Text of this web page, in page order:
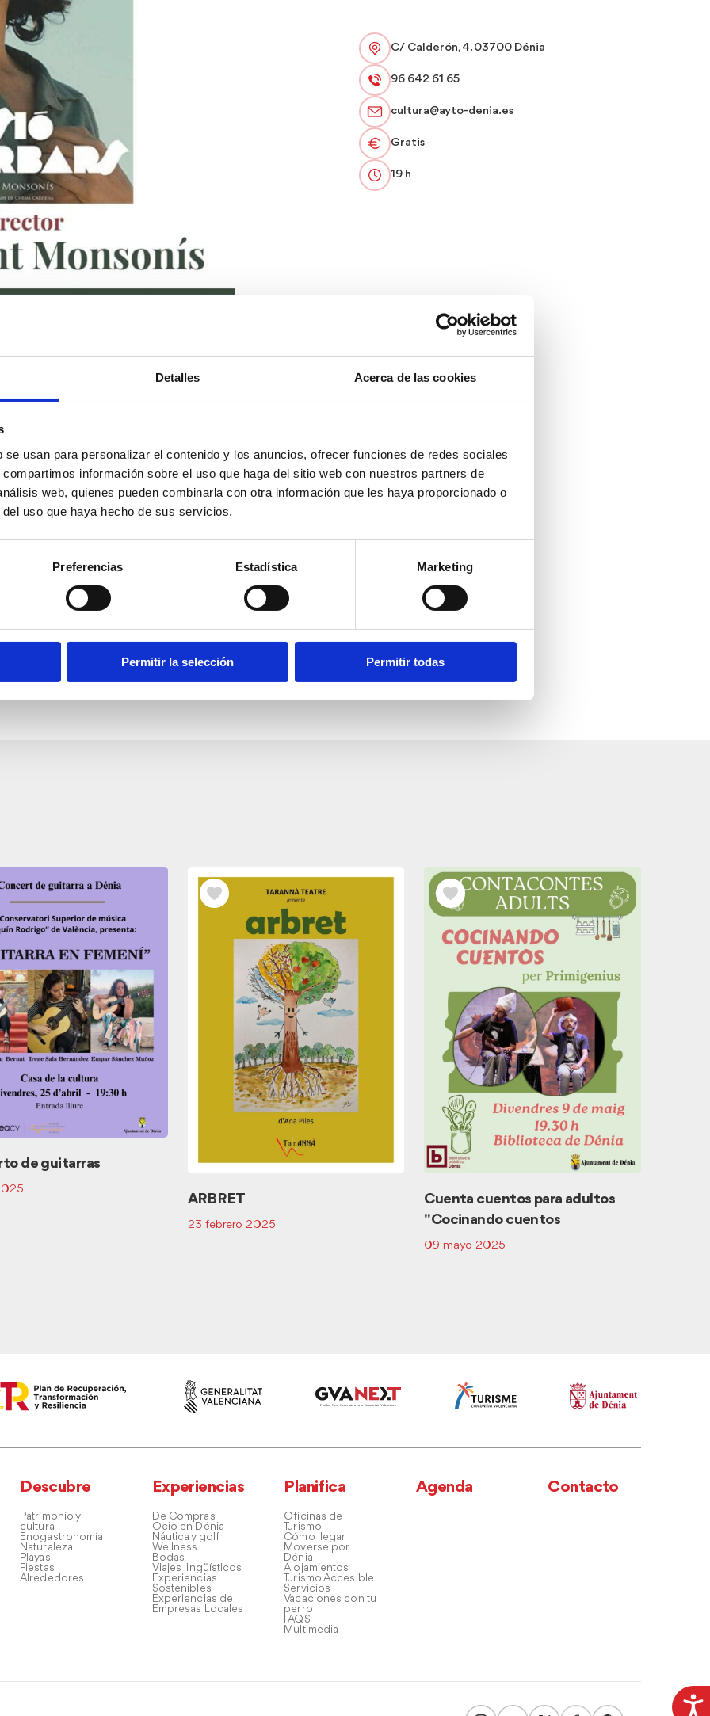
Detalles Acerca de las cookies
usan para personalizar el contenido y los anuncios, ofrecer funciones de redes sociales
información sobre el uso que haga del sitio web con nuestros partners de
web, quienes pueden combinarla con otra información que les haya proporcionado o
uso que haya hecho de sus servicios.
Preferencias Estadística Marketing
Permitir la selección Permitir todas
C/ Calderón, 4. 03700 Dénia
96 642 61 65
cultura@ayto-denia.es
Gratis
19 h
de guitarras
ARBRET
23 febrero 2025
Cuenta cuentos para adultos
"Cocinando cuentos
09 mayo 2025
Descubre
Patrimonio y
cultura
Enogastronomía
Naturaleza
Playas
Fiestas
Alrededores
Experiencias
De Compras
Ocio en Dénia
Náutica y golf
Wellness
Bodas
Viajes lingüísticos
Experiencias
Sostenibles
Experiencias de
Empresas Locales
Planifica
Oficinas de
Turismo
Cómo llegar
Moverse por
Dénia
Alojamientos
Turismo Accesible
Servicios
Vacaciones con tu
perro
FAQS
Multimedia
Agenda Contacto